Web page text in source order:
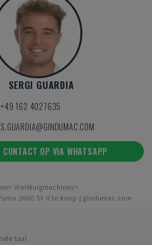
SERGI GUARDIA
+49 162 4027635
S.GUARDIA@GINDUMAC.COM
CONTACT OP VIA WHATSAPP
Werktuigmachines
2600 SY II te koop | gindumac.com
taal